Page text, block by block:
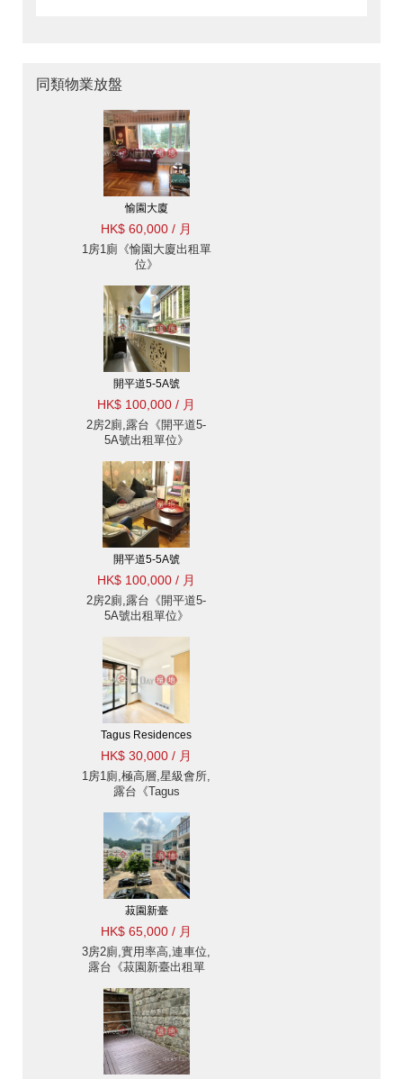
同類物業放盤
愉園大廈
HK$ 60,000 / 月
1房1廁《愉園大廈出租單
位》
開平道5-5A號
HK$ 100,000 / 月
2房2廁,露台《開平道5-
5A號出租單位》
開平道5-5A號
HK$ 100,000 / 月
2房2廁,露台《開平道5-
5A號出租單位》
Tagus Residences
HK$ 30,000 / 月
1房1廁,極高層,星級會所,
露台《Tagus
菽園新臺
HK$ 65,000 / 月
3房2廁,實用率高,連車位,
露台《菽園新臺出租單